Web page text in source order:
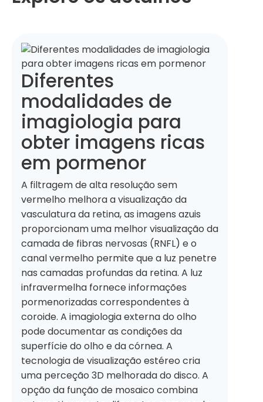
Diferentes
modalidades de
imagiologia para
obter imagens ricas
em pormenor
A filtragem de alta resolução sem
vermelho melhora a visualização da
vasculatura da retina, as imagens azuis
proporcionam uma melhor visualização da
camada de fibras nervosas (RNFL) e o
canal vermelho permite que a luz penetre
nas camadas profundas da retina. A luz
infravermelha fornece informações
pormenorizadas correspondentes à
coroide. A imagiologia externa do olho
pode documentar as condições da
superfície do olho e da córnea. A
tecnologia de visualização estéreo cria
uma perceção 3D melhorada do disco. A
opção da função de mosaico combina